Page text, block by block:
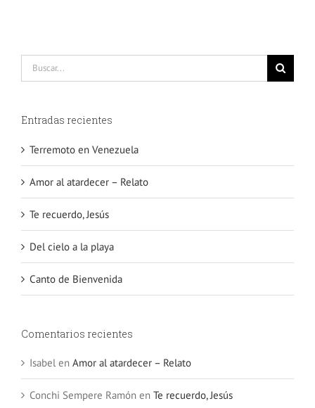
Buscar:
Entradas recientes
Terremoto en Venezuela
Amor al atardecer – Relato
Te recuerdo, Jesús
Del cielo a la playa
Canto de Bienvenida
Comentarios recientes
Isabelen Amor al atardecer – Relato
Conchi Sempere Ramón en Te recuerdo, Jesús